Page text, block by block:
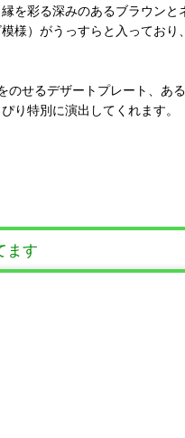
を彩る深みのあるブラウン
様）がうっすらと入ってお
せるデザートプレート、
り特別に演出してくれます。
ます